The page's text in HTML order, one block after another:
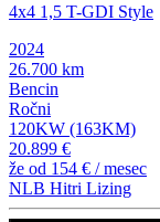
4x4 1,5 T-GDI Style
2024
26.700 km
Bencin
Ročni
120KW (163KM)
20.899 €
že od 154 € / mesec
NLB Hitri Lizing